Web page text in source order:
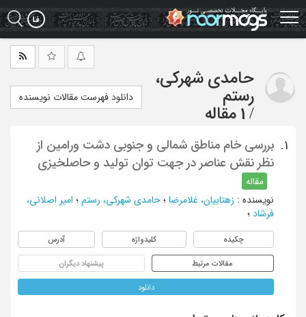
Skip
to
main
حامدی شهرکی،
رستم
/ 1 مقاله
دانلود فهرست مقالات نویسنده
1.
بررسی خام مناطق شمالی و جنوبی دشت ورامین از
نظر نقش عناصر در جهت توان تولید و حاصلخیزی
مقاله
نویسنده : زهتابیان، غلامرضا ؛ حامدی شهرکی، رستم ؛ امیر اصلانی،
فرشاد ؛
چکیده کلیدواژه آدرس
مقالات مرتبط پیشنهاد دیگران
دانلود